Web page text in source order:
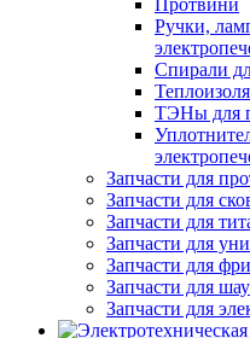
Протвини
Ручки,
Спирали
ТЭНы для
Запчасти для
Запчасти для
Запчасти для
Запчасти для
Запчасти для
Запчасти для
Запчасти для